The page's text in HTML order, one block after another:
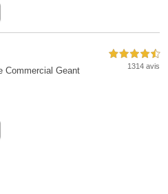
Commercial Geant
4,5 étoiles sur 5
1314 avis